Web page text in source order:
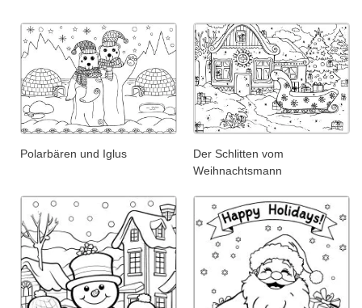
Polarbären und Iglus
Der Schlitten vom
Weihnachtsmann